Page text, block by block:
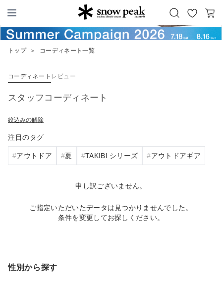
Snow Peak
お
気
カ
ー
トップ ＞ コーディネート一覧
コーディネート レビュー
スタッフコーディネート
絞込みの解除
注目のタグ
アウトドア 夏 TAKIBI シリーズ アウトドアギア
申し訳ございません。
ご指定いただいたデータは見つかりませんでした。
条件を変更してお探しください。
性別から探す